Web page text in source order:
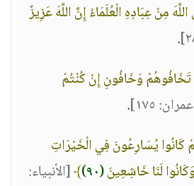
مِنْ عِبَادِهِ الْعُلَمَاءُ إِنَّ اللَّهَ عَزِيزٌ
.
تَخَافُوهُمْ وَخَافُونِ إِنْ كُنْتُمْ
١٧٥]
.
كَانُوا يُسَارِعُونَ فِي الْخَيْرَاتِ
لَنَا خَاشِعِينَ(٩٠) ﴾[الأنبياء: